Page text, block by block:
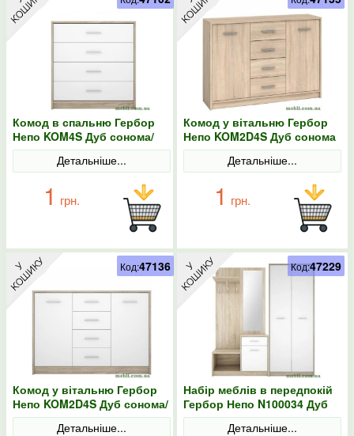
Комод в спальню Гербор
Непо KOM4S Дуб сонома/
Німфея альба
Детальніше...
1 грн.
Комод у вітальню Гербор
Непо KOM2D4S Дуб сонома
Детальніше...
1 грн.
Комод у вітальню Гербор
Непо KOM2D4S Дуб сонома/
Німфея альба
Детальніше...
Код:47136
Набір меблів в передпокій
Гербор Непо N100034 Дуб
сонома/Німфея альба
Детальніше...
Код:47229